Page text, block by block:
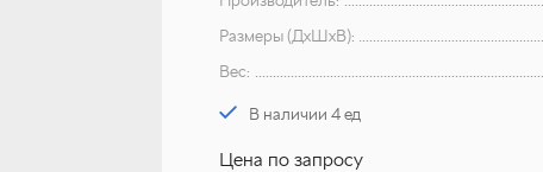
Размеры (ДхШхВ):
Вес:
В наличии 4 ед
Цена по запросу